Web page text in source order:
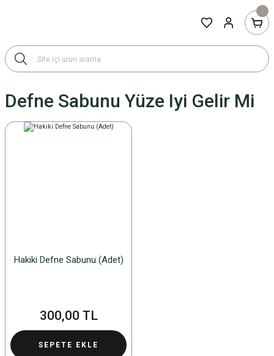
Defne Sabunu Yüze Iyi Gelir Mi
Hakiki Defne Sabunu (Adet)
300,00 TL
SEPETE EKLE